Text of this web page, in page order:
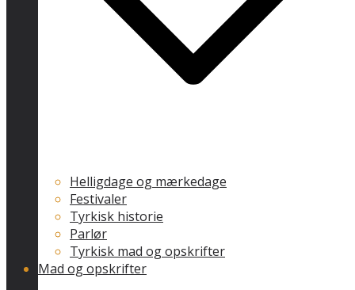
Helligdage og mærkedage
Festivaler
Tyrkisk historie
Parlør
Tyrkisk mad og opskrifter
Mad og opskrifter